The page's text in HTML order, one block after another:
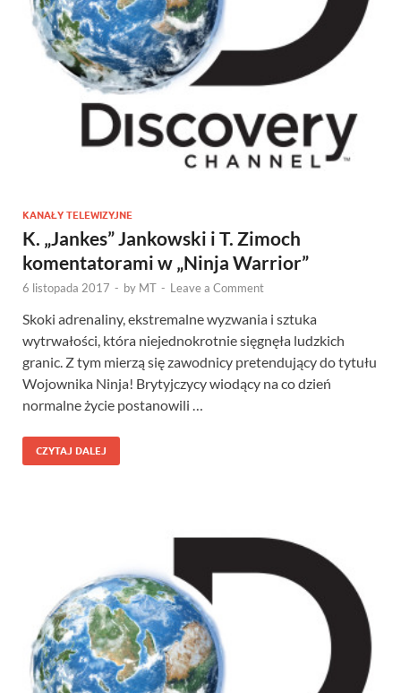
KANAŁY TELEWIZYJNE
K. „Jankes” Jankowski i T. Zimoch
komentatorami w „Ninja Warrior”
6 listopada 2017 - by MT - Leave a Comment
Skoki adrenaliny, ekstremalne wyzwania i sztuka
wytrwałości, która niejednokrotnie sięgnęła ludzkich
granic. Z tym mierzą się zawodnicy pretendujący do tytułu
Wojownika Ninja! Brytyjczycy wiodący na co dzień
normalne życie postanowili …
CZYTAJ DALEJ